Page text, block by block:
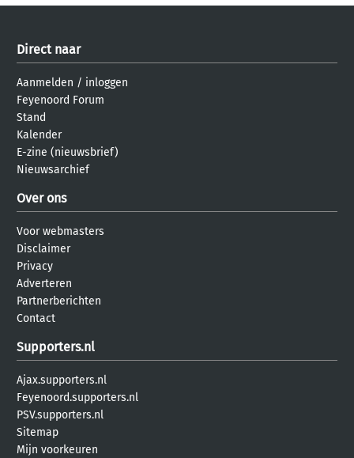
Direct naar
Aanmelden / inloggen
Feyenoord Forum
Stand
Kalender
E-zine (nieuwsbrief)
Nieuwsarchief
Over ons
Voor webmasters
Disclaimer
Privacy
Adverteren
Partnerberichten
Contact
Supporters.nl
Ajax.supporters.nl
Feyenoord.supporters.nl
PSV.supporters.nl
Sitemap
Mijn voorkeuren